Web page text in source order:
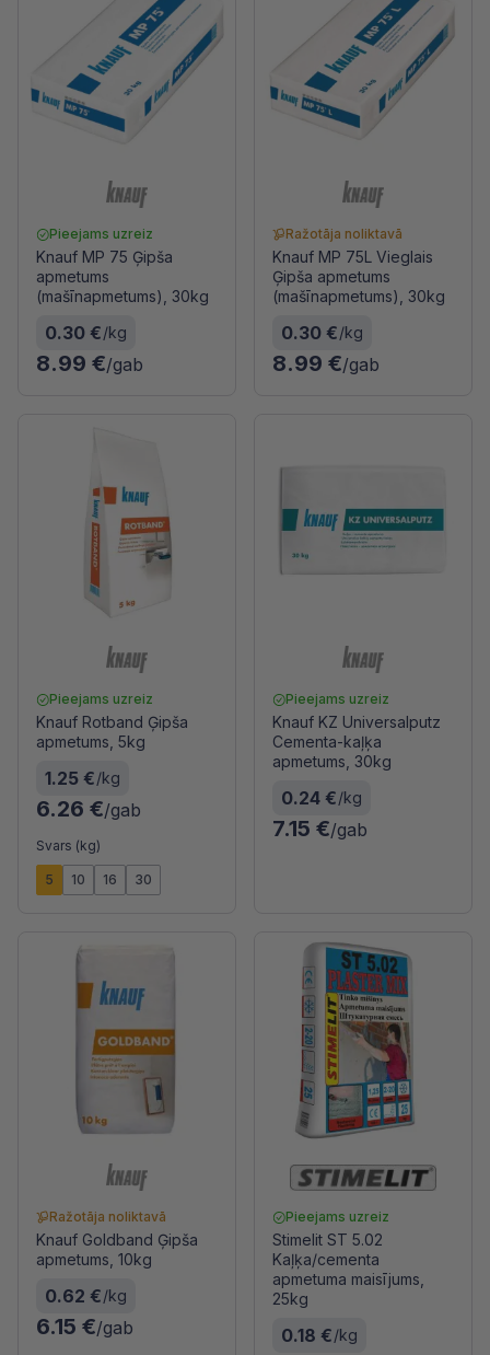
Pieejams uzreiz
Knauf MP 75 Ģipša
apmetums
(mašīnapmetums), 30kg
0.30 €/kg
8.99 €/gab
Ražotāja noliktavā
Knauf MP 75L Vieglais
Ģipša apmetums
(mašīnapmetums), 30kg
0.30 €/kg
8.99 €/gab
Pieejams uzreiz
Knauf Rotband Ģipša
apmetums, 5kg
1.25 €/kg
6.26 €/gab
Svars (kg)
5 10 16 30
Pieejams uzreiz
Knauf KZ Universalputz
Cementa-kaļķa
apmetums, 30kg
0.24 €/kg
7.15 €/gab
Ražotāja noliktavā
Knauf Goldband Ģipša
apmetums, 10kg
0.62 €/kg
6.15 €/gab
Pieejams uzreiz
Stimelit ST 5.02
Kaļķa/cementa
apmetuma maisījums,
25kg
0.18 €/kg